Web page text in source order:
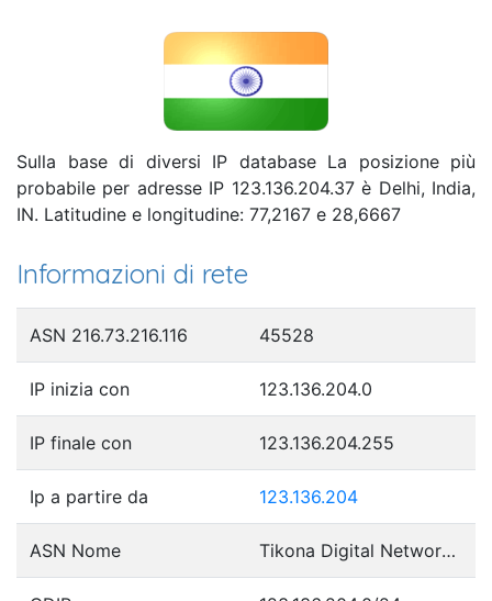
Sulla base di diversi IP database La posizione più
probabile per adresse IP 123.136.204.37 è Delhi, India,
IN. Latitudine e longitudine: 77,2167 e 28,6667
Informazioni di rete
ASN 216.73.216.116 45528
IP inizia con 123.136.204.0
IP finale con 123.136.204.255
Ip a partire da 123.136.204
ASN Nome Tikona Digital Networks Pvt Ltd.